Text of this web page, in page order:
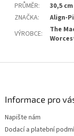
PRŮMĚR:
30,5 cm
ZNAČKA:
Align-
VÝROBCE:
The
Informace pro
Napište nám
Dodací a platební